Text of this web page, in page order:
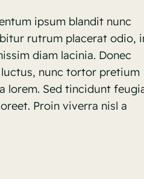
ipsum blandit nunc
rutrum placerat odio,
diam lacinia. Donec
luctus, nunc tortor pretium
lorem. Sed tincidunt
Proin viverra nisl a